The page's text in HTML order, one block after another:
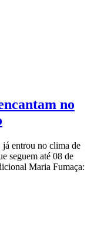
no
já entrou no clima de
seguem até 08 de
Maria Fumaça: